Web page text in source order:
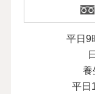
平日9
養
平日